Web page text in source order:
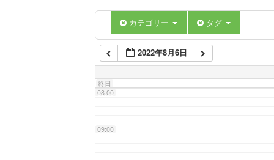
カテゴリー タグ
2022年8月6日
終日
07:00
08:00
09:00